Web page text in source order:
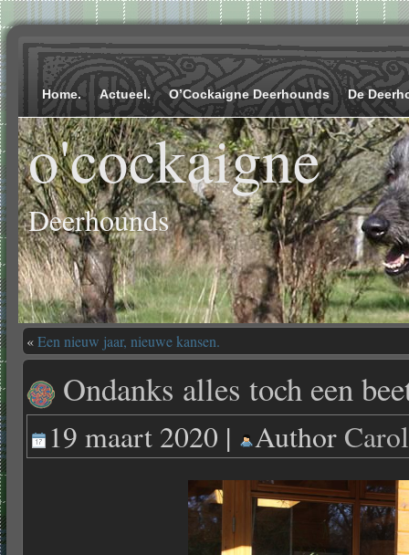
Home. Actueel. O’Cockaigne Deerhounds De
o'cockaigne
Deerhounds
«Een nieuw jaar, nieuwe kansen.
Ondanks alles toch een
19 maart 2020 | Author